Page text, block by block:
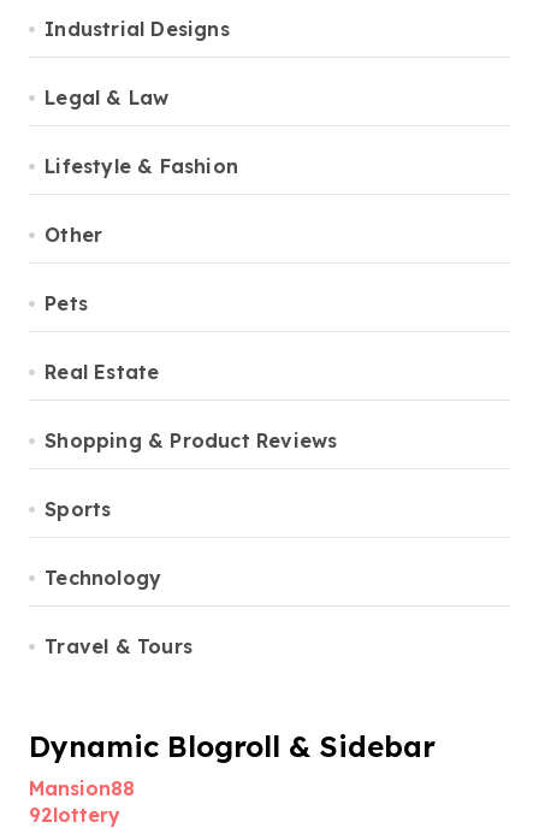
Industrial Designs
Legal & Law
Lifestyle & Fashion
Other
Pets
Real Estate
Shopping & Product Reviews
Sports
Technology
Travel & Tours
Dynamic Blogroll & Sidebar
Mansion88
92lottery